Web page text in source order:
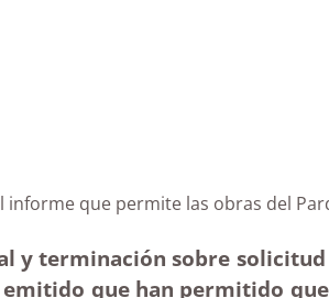
informe que permite las obras
y terminación sobre
que han permitido